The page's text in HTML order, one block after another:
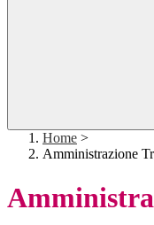
Home >
Amministrazione